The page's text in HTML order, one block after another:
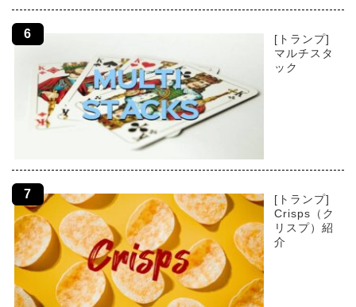
[トランプ]
マルチスタ
ック
[トランプ]
Crisps（ク
リスプ）紹
介